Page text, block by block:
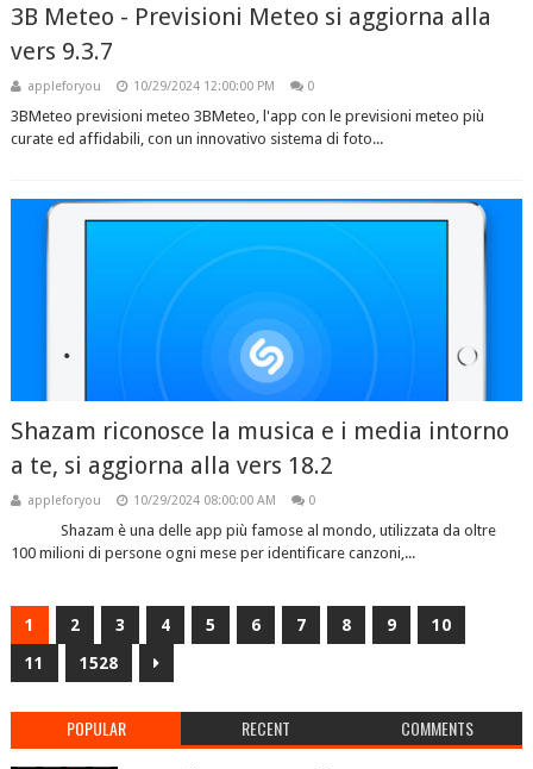
3B Meteo - Previsioni Meteo si aggiorna alla
vers 9.3.7
appleforyou 10/29/2024 12:00:00 PM 0
3BMeteo previsioni meteo 3BMeteo, l'app con le previsioni meteo più
curate ed affidabili, con un innovativo sistema di foto...
Shazam riconosce la musica e i media intorno
a te, si aggiorna alla vers 18.2
appleforyou 10/29/2024 08:00:00 AM 0
Shazam è una delle app più famose al mondo, utilizzata da oltre
100 milioni di persone ogni mese per identificare canzoni,...
1 2 3 4 5 6 7 8 9
10
11
1528
POPULAR RECENT COMMENTS